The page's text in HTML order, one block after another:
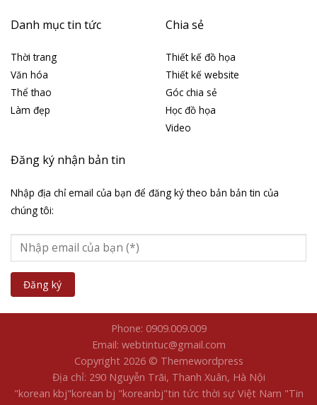
Danh mục tin tức
Thời trang
Văn hóa
Thể thao
Làm đẹp
Chia sẻ
Thiết kế đồ họa
Thiết kế website
Góc chia sẻ
Học đồ họa
Video
Đăng ký nhận bản tin
Nhập địa chỉ email của bạn để đăng ký theo bản bản tin của
chúng tôi:
Phone: 0909.009.009
Email: webtintuc@gmail.com
Copyright 2026 © Themewordpress
Địa chỉ: 290 Nguyễn Trãi, Thanh Xuân, Hà Nội
"korean kbj​"korean bj "koreanbj​"tin tức thời sự Việt Nam "Tin